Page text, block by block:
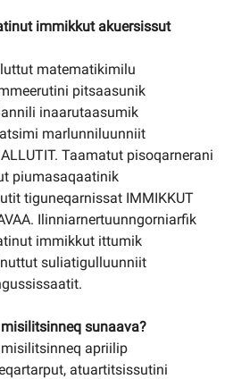
immikkut akuersissut
matematikimilu
pitsaasunik
inaarutaasumik
marlunniluunniit
Taamatut pisoqarnerani
piumasaqaatinik
tiguneqarnissat IMMIKKUT
Ilinniarnertuunngorniarfik
immikkut ittumik
suliatigulluunniit
sunaava?
apriilip
atuartitsissutini